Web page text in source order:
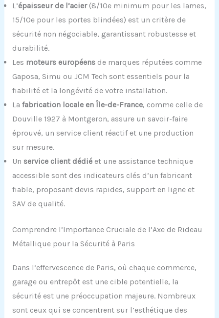
L’épaisseur de l’acier(8/10e minimum pour les lames,
15/10e pour les portes blindées) est un critère de
sécurité non négociable, garantissant robustesse et
durabilité.
Les moteurs européensde marques réputées comme
Gaposa, Simu ou JCM Tech sont essentiels pour la
fiabilité et la longévité de votre installation.
La fabrication locale en Île-de-France, comme celle de
Douville 1927 à Montgeron, assure un savoir-faire
éprouvé, un service client réactif et une production
sur mesure.
Un service client dédiéet une assistance technique
accessible sont des indicateurs clés d’un fabricant
fiable, proposant devis rapides, support en ligne et
SAV de qualité.
Comprendre l’Importance Cruciale de l’Axe de Rideau
Métallique pour la Sécurité à Paris
Dans l’effervescence de Paris, où chaque commerce,
garage ou entrepôt est une cible potentielle, la
sécurité est une préoccupation majeure. Nombreux
sont ceux qui se concentrent sur l’esthétique des